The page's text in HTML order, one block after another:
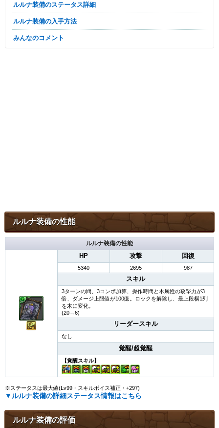
ルルナ装備のステータス詳細
ルルナ装備の入手方法
みんなのコメント
ルルナ装備の性能
ルルナ装備の性能
HP
攻撃 回復
5340 2695 987
スキル
3ターンの間、3コンボ加算、操作時間と木属性の攻撃力が3
倍、ダメージ上限値が100億。ロックを解除し、最上段横1列
を木に変化。
(20→6)
リーダースキル
なし
覚醒/超覚醒
【覚醒スキル】
※ステータスは最大値(Lv99・スキルボイス補正・+297)
▼ルルナ装備の詳細ステータス情報はこちら
ルルナ装備の評価